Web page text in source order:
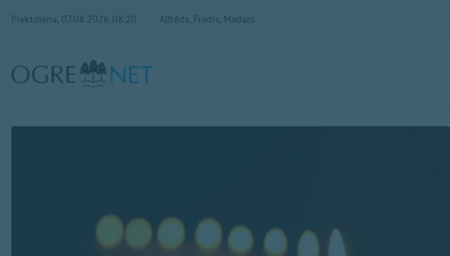
Piektdiena, 07.08.2026 08:20 Alfrēds, Fredis, Madars